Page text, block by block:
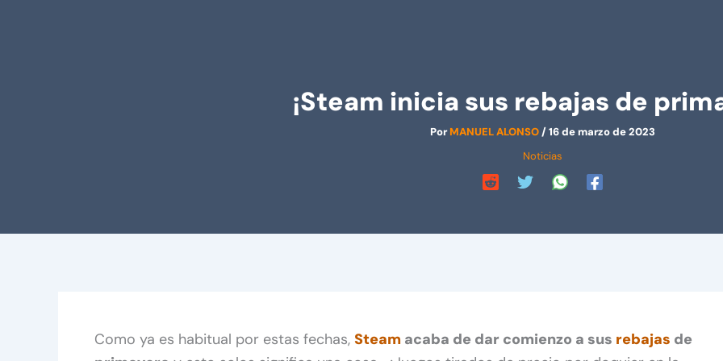
¡Steam inicia sus rebajas de
PorMANUEL ALONSO/16 de marzo de 2023
Noticias
Como ya es habitual por estas fechas, Steam acaba de dar comienzo a sus rebajas de